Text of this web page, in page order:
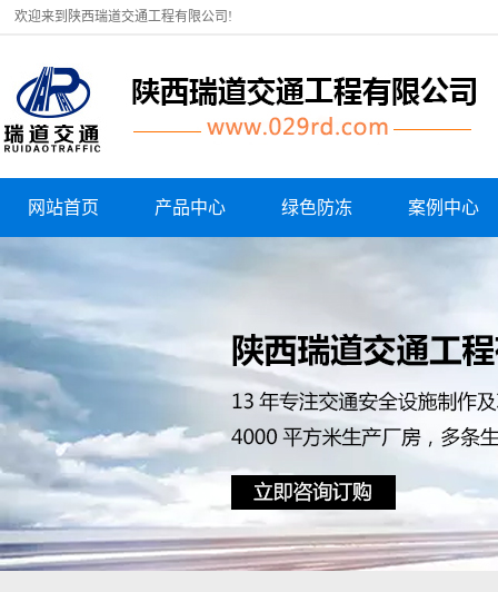
欢迎来到陕西瑞道交通工程有限公司!
网站首页 产品中心 绿色防冻 案例中心